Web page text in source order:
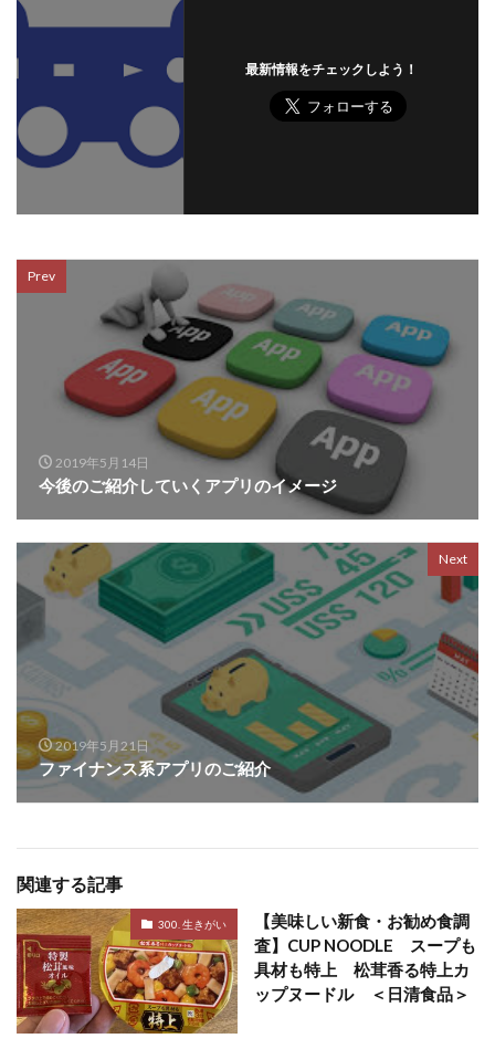
最新情報をチェックしよう！
Prev
2019年5月14日
今後のご紹介していくアプリのイメージ
Next
2019年5月21日
ファイナンス系アプリのご紹介
関連する記事
300. 生きがい
【美味しい新食・お勧め食調
査】CUP NOODLE スープも
具材も特上 松茸香る特上カ
ップヌードル ＜日清食品＞